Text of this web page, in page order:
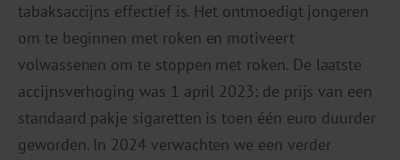
tabaksaccijns effectief is. Het ontmoedigt jongeren
om te beginnen met roken en motiveert
volwassenen om te stoppen met roken. De laatste
accijnsverhoging was 1 april 2023: de prijs van een
standaard pakje sigaretten is toen één euro duurder
geworden. In 2024 verwachten we een verder